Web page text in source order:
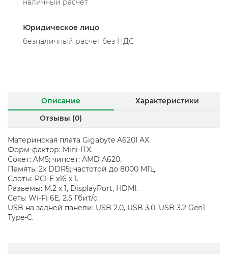
наличный расчет
Юридическое лицо
безналичный расчет без НДС
Описание
Характеристики
Отзывы (0)
Материнская плата Gigabyte A620I AX.
Форм-фактор: Mini-ITX.
Сокет: AM5; чипсет: AMD A620.
Память: 2x DDR5; частотой до 8000 МГц.
Слоты: PCI-E x16 x 1.
Разъемы: M.2 x 1, DisplayPort, HDMI.
Сеть: Wi-Fi 6E, 2.5 Гбит/с.
USB на задней панели: USB 2.0, USB 3.0, USB 3.2 Gen1
Type-C.